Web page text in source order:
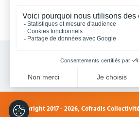
Vos achats collectivités en
© Copyright 2017 - 2026,Cofradis